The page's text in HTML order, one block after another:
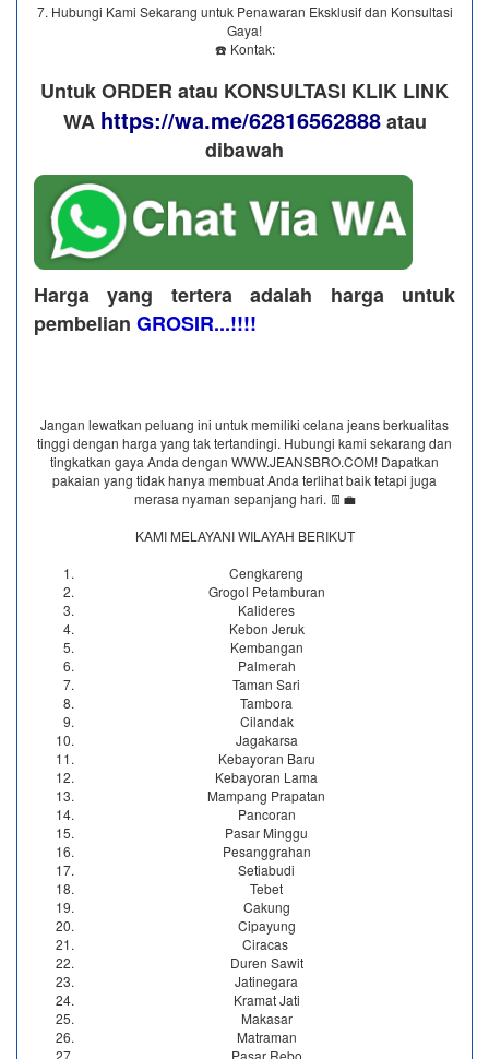
7. Hubungi Kami Sekarang untuk Penawaran Eksklusif dan Konsultasi
Gaya!
☎️ Kontak:
Untuk ORDER atau KONSULTASI KLIK LINK
WA https://wa.me/62816562888​ atau
dibawah
Harga yang tertera adalah harga untuk
pembelian GROSIR...!!!!
Jangan lewatkan peluang ini untuk memiliki celana jeans berkualitas
tinggi dengan harga yang tak tertandingi. Hubungi kami sekarang dan
tingkatkan gaya Anda dengan WWW.JEANSBRO.COM! Dapatkan
pakaian yang tidak hanya membuat Anda terlihat baik tetapi juga
merasa nyaman sepanjang hari. 👖💼
KAMI MELAYANI WILAYAH BERIKUT
Cengkareng
Grogol Petamburan
Kalideres
Kebon Jeruk
Kembangan
Palmerah
Taman Sari
Tambora
Cilandak
Jagakarsa
Kebayoran Baru
Kebayoran Lama
Mampang Prapatan
Pancoran
Pasar Minggu
Pesanggrahan
Setiabudi
Tebet
Cakung
Cipayung
Ciracas
Duren Sawit
Jatinegara
Kramat Jati
Makasar
Matraman
Pasar Rebo